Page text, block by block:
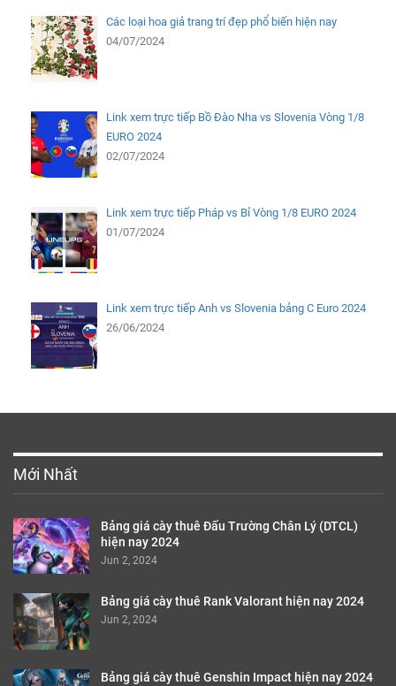
Các loại hoa giả trang trí đẹp phổ biến hiện nay
04/07/2024
Link xem trực tiếp Bồ Đào Nha vs Slovenia Vòng 1/8
EURO 2024
02/07/2024
Link xem trực tiếp Pháp vs Bỉ Vòng 1/8 EURO 2024
01/07/2024
Link xem trực tiếp Anh vs Slovenia bảng C Euro 2024
26/06/2024
Mới Nhất
Bảng giá cày thuê Đấu Trường Chân Lý (DTCL)
hiện nay 2024
Jun 2, 2024
Bảng giá cày thuê Rank Valorant hiện nay 2024
Jun 2, 2024
Bảng giá cày thuê Genshin Impact hiện nay 2024